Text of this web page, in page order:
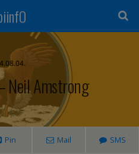
Neil Amstrong
Pin Mail SMS